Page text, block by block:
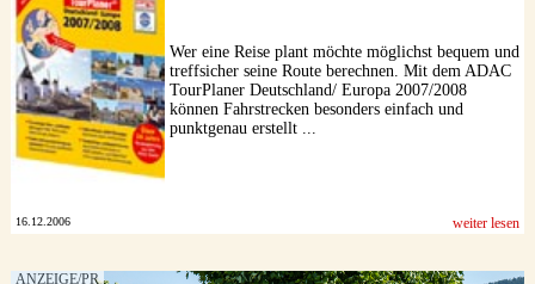
Wer eine Reise plant möchte möglichst bequem und
treffsicher seine Route berechnen. Mit dem ADAC
TourPlaner Deutschland/ Europa 2007/2008
können Fahrstrecken besonders einfach und
punktgenau erstellt ...
16.12.2006 weiter lesen